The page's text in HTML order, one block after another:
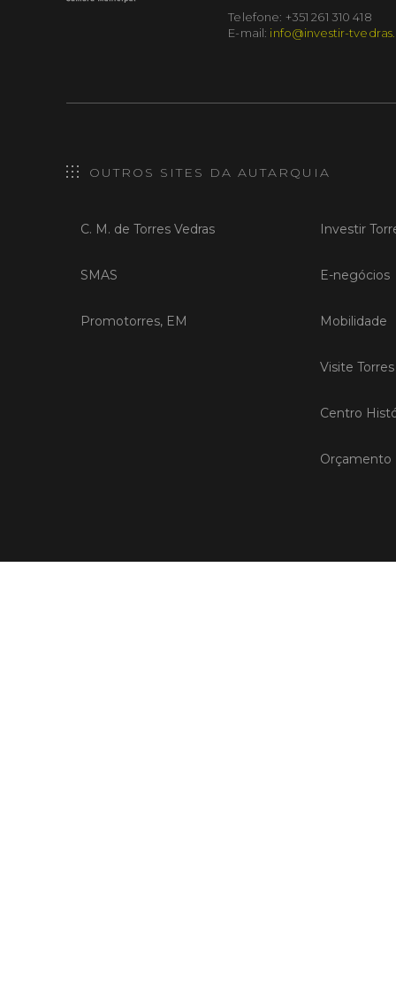
Telefone: +351 261 310 418
E-mail: info@investir-
OUTROS SITES DA AUTARQUIA
C. M. de Torres Vedras
SMAS
Promotorres, EM
Investir
E-negócios
Mobilidade
Visite
Centro
Orçamento